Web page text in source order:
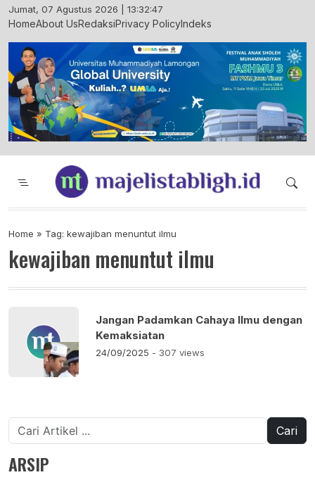
Skip
to
Jumat, 07 Agustus 2026 | 13:32:48
HomeAbout UsRedaksiPrivacy PolicyIndeks
Majelis Tabligh Muhammadiyah
Syiar Dakwah Islam Berkemajuan dan
Home » Tag: kewajiban menuntut ilmu
kewajiban menuntut ilmu
‎Jangan Padamkan Cahaya Ilmu dengan
Kemaksiatan
24/09/2025 - 307 views
Cari
untuk:
ARSIP